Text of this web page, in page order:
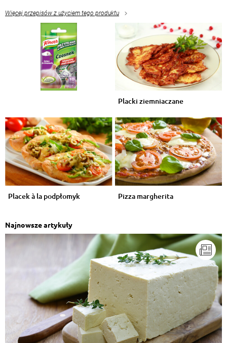
Więcej przepisów z użyciem tego produktu
Placki ziemniaczane
Placek à la podpłomyk Pizza margherita
Najnowsze artykuły